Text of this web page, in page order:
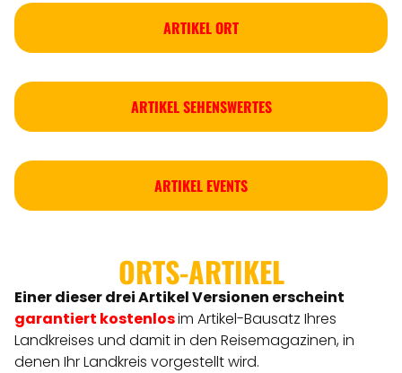
ARTIKEL ORT
ARTIKEL SEHENSWERTES
ARTIKEL EVENTS
ORTS-ARTIKEL
Einer dieser drei Artikel Versionen erscheint
garantiert kostenlosim Artikel-Bausatz Ihres
Landkreises und damit in den Reisemagazinen, in
denen Ihr Landkreis vorgestellt wird.